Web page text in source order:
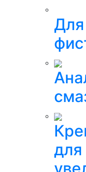
Для
для